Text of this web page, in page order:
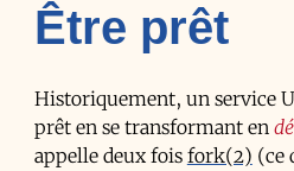
Être prêt
Historiquement, un service
prêt en se transformant en
appelle deux fois fork(2) (ce